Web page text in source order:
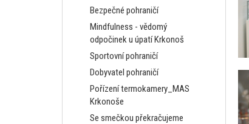
Bezpečné pohraničí
Mindfulness - vědomý
odpočinek u úpatí Krkonoš
Sportovní pohraničí
Dobyvatel pohraničí
Pořízení termokamery_MAS
Krkonoše
Se smečkou překračujeme